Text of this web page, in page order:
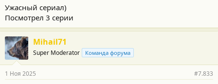
Ужасный сериал)
Посмотрел 3 серии
Mihail71
Super Moderator Команда форума
1 Ноя 2025 #7.833